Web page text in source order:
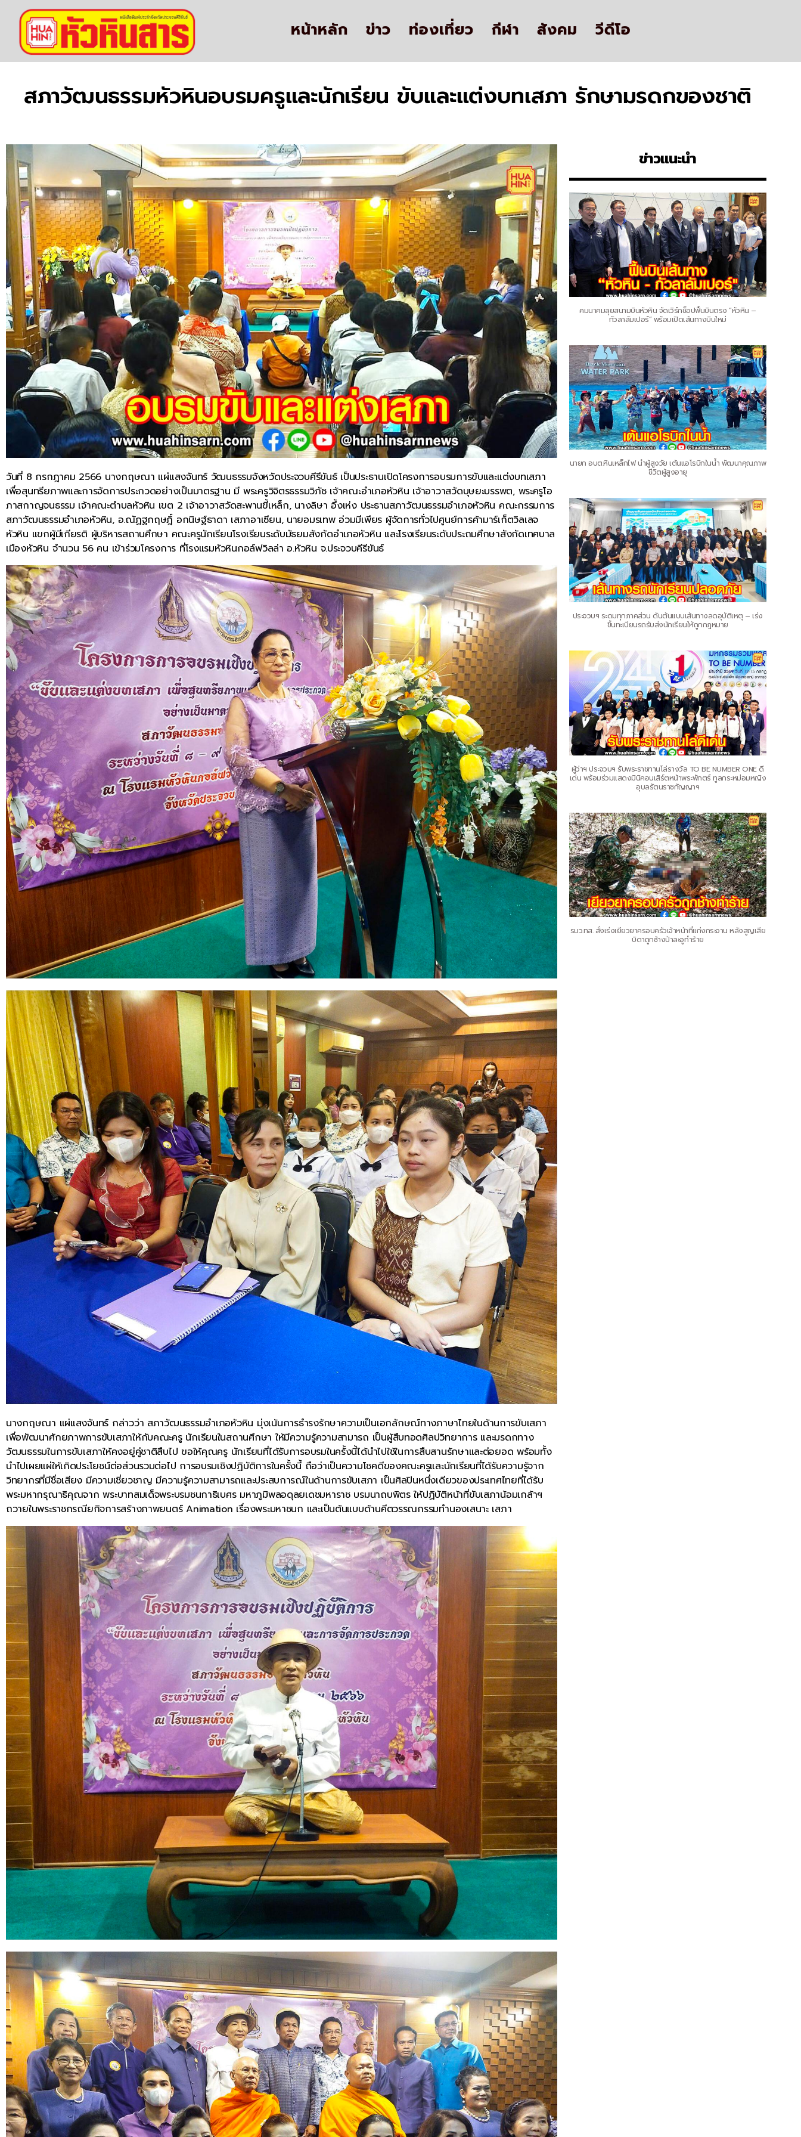
หน้าหลัก ข่าว ท่องเที่ยว กีฬา สังคม วีดีโอ
สภาวัฒนธรรมหัวหินอบรมครูและนักเรียน ขับและแต่งบทเสภา รักษามรดกของชาติ
วันที่ 8 กรกฎาคม 2566 นางกฤษณา แผ่แสงจันทร์ วัฒนธรรมจังหวัดประจวบคีรีขันธ์ เป็นประธานเปิดโครงการอบรมการขับและแต่งบทเสภา
เพื่อสุนทรียภาพและการจัดการประกวดอย่างเป็นมาตรฐาน มี พระครูวิจิตรธรรมวิภัช เจ้าคณะอำเภอหัวหิน เจ้าอาวาสวัดบุษยะบรรพต, พระครูโอ
ภาสกาญจนธรรม เจ้าคณะตำบลหัวหิน เขต 2 เจ้าอาวาสวัดสะพานขี้เหล็ก, นางลิษา อึ้งเห่ง ประธานสภาวัฒนธรรมอำเภอหัวหิน คณะกรรมการ
สภาวัฒนธรรมอำเภอหัวหิน, อ.ณัฏฐกฤษฎิ์ อกนิษฐ์ธาดา เสภาอาเซียน, นายอมรเทพ อ่วมมีเพียร ผู้จัดการทั่วไปศูนย์การค้ามาร์เก็ตวิลเลจ
หัวหิน แขกผู้มีเกียรติ ผู้บริหารสถานศึกษา คณะครูนักเรียนโรงเรียนระดับมัธยมสังกัดอำเภอหัวหิน และโรงเรียนระดับประถมศึกษาสังกัดเทศบาล
เมืองหัวหิน จำนวน 56 คน เข้าร่วมโครงการ ที่โรงแรมหัวหินกอล์ฟวิลล่า อ.หัวหิน จ.ประจวบคีรีขันธ์
นางกฤษณา แผ่แสงจันทร์ กล่าวว่า สภาวัฒนธรรมอำเภอหัวหิน มุ่งเน้นการธำรงรักษาความเป็นเอกลักษณ์ทางภาษาไทยในด้านการขับเสภา
เพื่อพัฒนาศักยภาพการขับเสภาให้กับคณะครู นักเรียนในสถานศึกษา ให้มีความรู้ความสามารถ เป็นผู้สืบทอดศิลปวิทยาการ และมรดกทาง
วัฒนธรรมในการขับเสภาให้คงอยู่คู่ชาติสืบไป ขอให้คุณครู นักเรียนที่ได้รับการอบรมในครั้งนี้ได้นำไปใช้ในการสืบสานรักษาและต่อยอด พร้อมทั้ง
นำไปเผยแผ่ให้เกิดประโยชน์ต่อส่วนรวมต่อไป การอบรมเชิงปฏิบัติการในครั้งนี้ ถือว่าเป็นความโชคดีของคณะครูและนักเรียนที่ได้รับความรู้จาก
วิทยากรที่มีชื่อเสียง มีความเชี่ยวชาญ มีความรู้ความสามารถและประสบการณ์ในด้านการขับเสภา เป็นศิลปินหนึ่งเดียวของประเทศไทยที่ได้รับ
พระมหากรุณาธิคุณจาก พระบาทสมเด็จพระบรมชนกาธิเบศร มหาภูมิพลอดุลยเดชมหาราช บรมนาถบพิตร ให้ปฏิบัติหน้าที่ขับเสภาน้อมเกล้าฯ
ถวายในพระราชกรณียกิจการสร้างภาพยนตร์ Animation เรื่องพระมหาชนก และเป็นต้นแบบด้านคีตวรรณกรรมทำนองเสนาะ เสภา
ข่าวแนะนำ
คมนาคมลุยสนามบินหัวหิน จัดเวิร์กช็อปฟื้นบินตรง “หัวหิน –
กัวลาลัมเปอร์” พร้อมเปิดเส้นทางบินใหม่
นายก อบต.หินเหล็กไฟ นำผู้สูงวัย เต้นแอโรบิกในน้ำ พัฒนาคุณภาพ
ชีวิตผู้สูงอายุ
ประจวบฯ ระดมทุกภาคส่วน ดันต้นแบบเส้นทางลดอุบัติเหตุ – เร่ง
ขึ้นทะเบียนรถรับส่งนักเรียนให้ถูกกฎหมาย
ผู้ว่าฯ ประจวบฯ รับพระราชทานโล่รางวัล TO BE NUMBER ONE ดี
เด่น พร้อมร่วมแสดงมินิคอนเสิร์ตหน้าพระพักตร์ ทูลกระหม่อมหญิง
อุบลรัตนราชกัญญาฯ
รมว.ทส. สั่งเร่งเยียวยาครอบครัวเจ้าหน้าที่แก่งกระจาน หลังสูญเสีย
บิดาถูกช้างป่าละอูทำร้าย